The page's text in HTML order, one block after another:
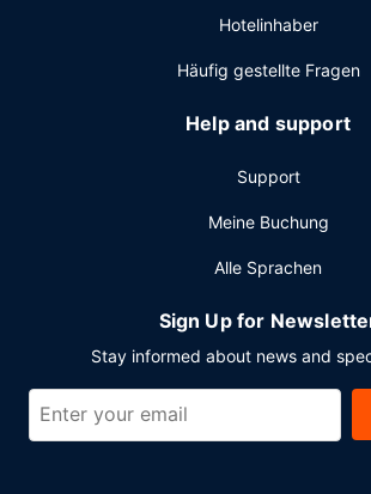
Hotelinhaber
Häufig gestellte Fragen
Help and support
Support
Meine Buchung
Alle Sprachen
Sign Up for
Stay informed about news and